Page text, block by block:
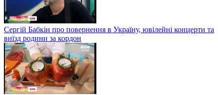
Сергій Бабкін про повернення в Україну, ювілейні концерти та
виїзд родини за кордон